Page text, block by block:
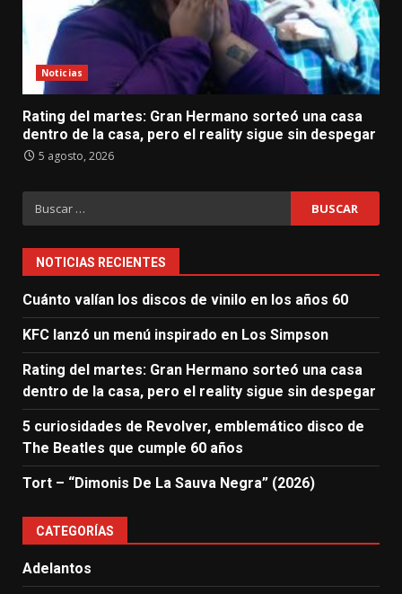
Noticias
Rating del martes: Gran Hermano sorteó una casa
dentro de la casa, pero el reality sigue sin despegar
5 agosto, 2026
Buscar:
NOTICIAS RECIENTES
Cuánto valían los discos de vinilo en los años 60
KFC lanzó un menú inspirado en Los Simpson
Rating del martes: Gran Hermano sorteó una casa
dentro de la casa, pero el reality sigue sin despegar
5 curiosidades de Revolver, emblemático disco de
The Beatles que cumple 60 años
Tort – “Dimonis De La Sauva Negra” (2026)
CATEGORÍAS
Adelantos